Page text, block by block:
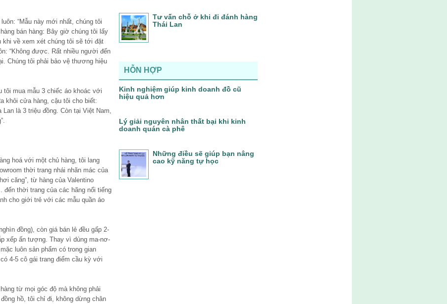
“Mẫu này mới nhất, chúng tôi
bán hàng: Bây giờ chúng tôi lấy
khi về xem xét chúng tôi sẽ tới đặt
“Không được. Rất nhiều người đến
Chúng tôi phải bảo vệ thương hiệu
tôi mua mẫu 3 chiếc áo khoác với
khỏi cửa hàng, cậu tôi cho biết:
là 3 triệu đồng. Còn tại Việt Nam,
hoá với một chủ hàng, tôi lang
thời trang nhái nhãn mác của
căng”, từ hàng của Valentino
đến thời trang của các hãng nổi tiếng
cho giới trẻ với các mẫu quần áo
đồng), còn giá bán lẻ đều gấp 2-
xếp ấn tượng. Thay vì dùng ma-nơ-
luôn sản phẩm có trong gian
4-5 cô gái trang điểm cầu kỳ với
từ mọi góc độ mà không phải
hồ, tôi chỉ đi, không dừng chân
Tư vấn chỗ ở khi đi đánh hàng
Thái Lan
HỖN HỢP
Kinh nghiệm giúp kinh doanh đồ cũ
hiệu quả hơn
Lý giải nguyên nhân thất bại khi kinh
doanh quán cà phê
Những điều sẽ giúp bạn nâng
cao kỹ năng tự học